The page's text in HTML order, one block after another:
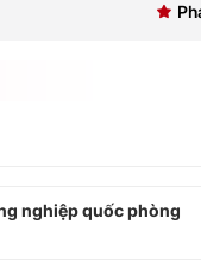
Phát biểu của
nghiệp quốc phòng